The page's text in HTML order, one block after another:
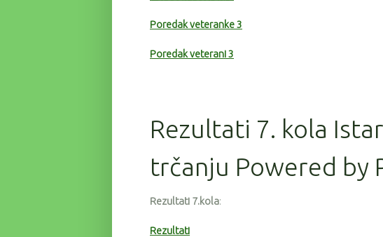
Poredak veteranke 3
Poredak veterani 3
Rezultati 7. kola
trčanju Powered by
Rezultati 7.kola:
Rezultati